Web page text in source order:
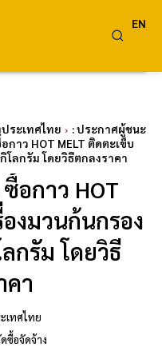
EN
ระเทศไทย
: ประกาศผู้ชนะ
าว HOT MELT ติดตะเข็บ
โลกรัม โดยวิธีตกลงราคา
อกาว HOT
องมวนก้นกรอง
กรัม โดยวิธี
คา
เทศไทย
ซื้อจัดจ้าง